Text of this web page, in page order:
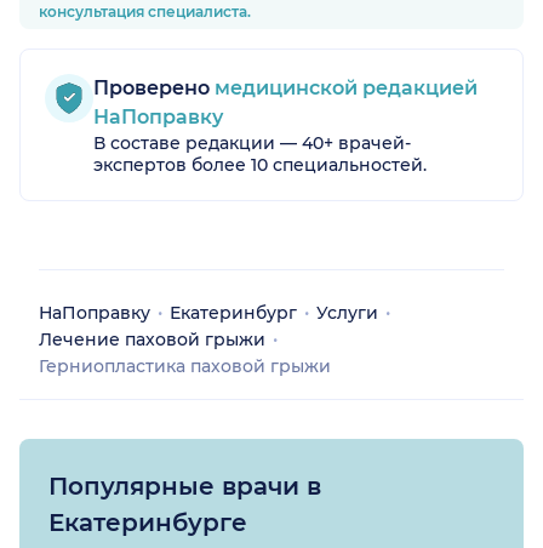
консультация специалиста.
Проверено медицинской редакцией
НаПоправку
В составе редакции — 40+ врачей-
экспертов более 10 специальностей.
НаПоправку Екатеринбург
Услуги
Лечение паховой грыжи
Герниопластика паховой грыжи
Популярные врачи в
Екатеринбурге